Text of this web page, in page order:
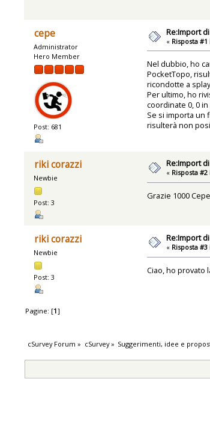
cepe
Administrator
Hero Member
Post: 681
Re:Import
« Risposta #1
Nel dubbio, ho
PocketTopo,
ricondotte a
Per ultimo, ho
coordinate 0, 0 in
Se si importa un
risulterà non
riki corazzi
Newbie
Post: 3
Re:Import
« Risposta #2
Grazie 1000
riki corazzi
Newbie
Post: 3
Re:Import
« Risposta #3
Ciao, ho provato
Pagine: [1]
cSurvey Forum » cSurvey» Suggerimenti, idee e